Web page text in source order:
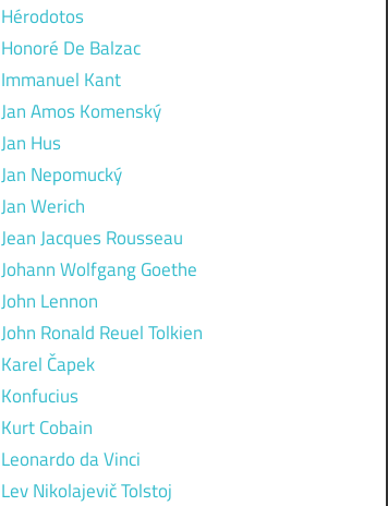
Hérodotos
Honoré De Balzac
Immanuel Kant
Jan Amos Komenský
Jan Hus
Jan Nepomucký
Jan Werich
Jean Jacques Rousseau
Johann Wolfgang Goethe
John Lennon
John Ronald Reuel Tolkien
Karel Čapek
Konfucius
Kurt Cobain
Leonardo da Vinci
Lev Nikolajevič Tolstoj